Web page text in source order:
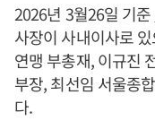
2026년 3월26일 기준
사장이 사내이사로
연맹 부총재, 이규진
부장, 최선임 서울종
다.